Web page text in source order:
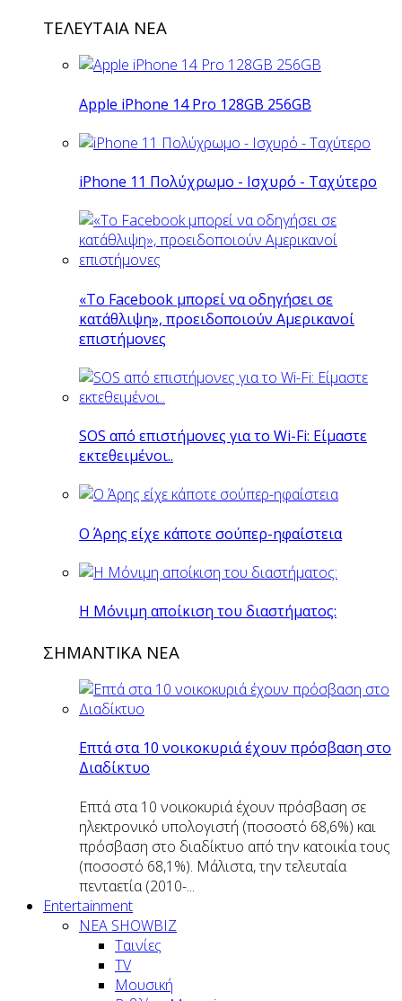
ΤΕΛΕΥΤΑΙΑ ΝΕΑ
Apple iPhone 14 Pro 128GB 256GB
iPhone 11 Πολύχρωμο - Ισχυρό - Ταχύτερο
«Το Facebook μπορεί να οδηγήσει σε
κατάθλιψη», προειδοποιούν Αμερικανοί
επιστήμονες
SOS από επιστήμονες για το Wi-Fi: Είμαστε
εκτεθειμένοι..
O Άρης είχε κάποτε σούπερ-ηφαίστεια
H Mόνιμη αποίκιση του διαστήματος:
ΣΗΜΑΝΤΙΚΑ ΝΕΑ
Επτά στα 10 νοικοκυριά έχουν πρόσβαση στο
Διαδίκτυο
Επτά στα 10 νοικοκυριά έχουν πρόσβαση σε
ηλεκτρονικό υπολογιστή (ποσοστό 68,6%) και
πρόσβαση στο διαδίκτυο από την κατοικία τους
(ποσοστό 68,1%). Μάλιστα, την τελευταία
πενταετία (2010-...
Entertainment
ΝΕΑ SHOWBIZ
Ταινίες
TV
Μουσική